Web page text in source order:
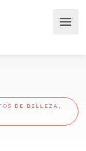
DE BELLEZA ,